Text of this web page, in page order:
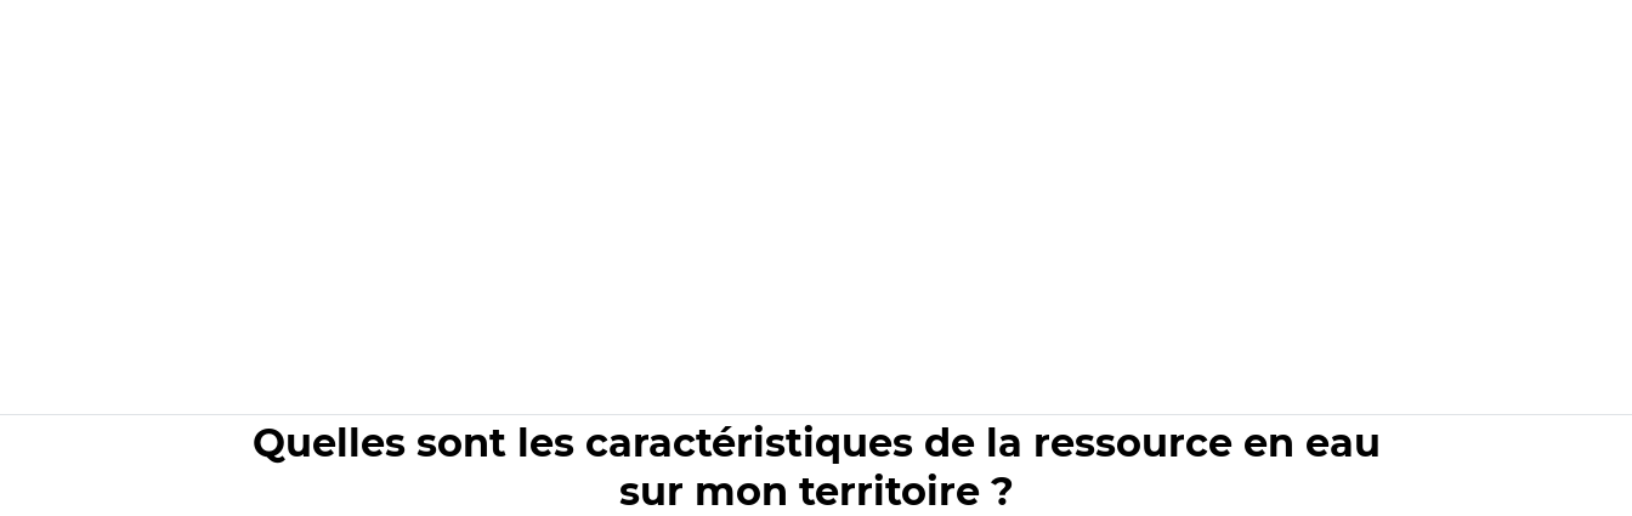
Quelles sont les caractéristiques de la ressource en eau
sur mon territoire ?